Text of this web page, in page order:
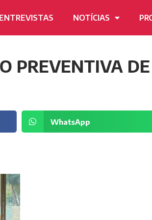
ENTREVISTAS NOTÍCIAS
PREVENTIVA
WhatsApp